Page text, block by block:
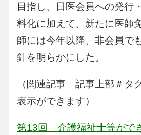
目指し、日医会員への発行
料化に加えて、新たに医師
師には今年以降、非会員で
針を明らかにした。
（関連記事 記事上部＃タ
表示ができます）
第13回 介護福祉士等がで